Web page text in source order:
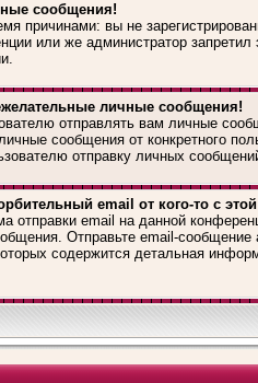
сообщения!
причинами: вы не
или же администратор
личные сообщения!
отправлять вам личные
сообщения от конкретного
отправку личных
email от кого-то с
email на данной
Отправьте email-
содержится детальная